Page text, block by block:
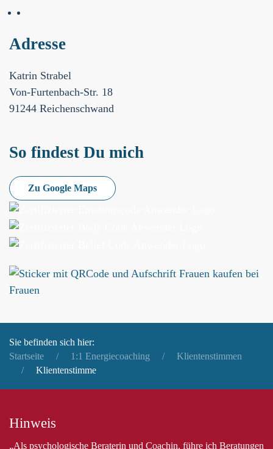
Adresse
Katrin Strabel
Von-Furtenbach-Str. 18
91244 Reichenschwand
So findest Du mich
Zu Google Maps
Sie befinden sich hier:
Startseite
1:1 Energiecoaching
Klientenstimmen
Klientenstimme
Hinweis
„Als psychologische Beraterin und Coachin, führe ich Beratungen